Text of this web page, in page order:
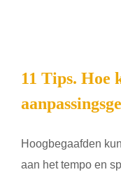
11 Tips. Hoe
Hoogbegaafden
aan het tempo en